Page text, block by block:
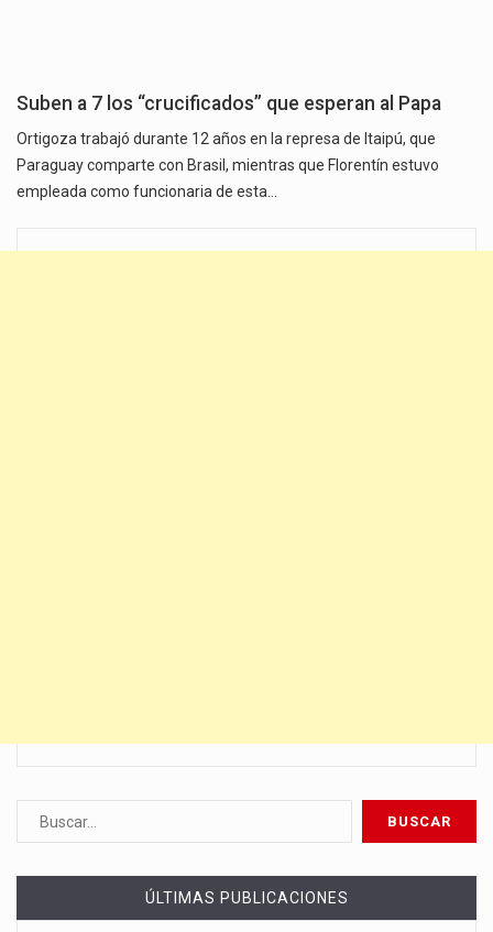
Suben a 7 los “crucificados” que esperan al Papa
Ortigoza trabajó durante 12 años en la represa de Itaipú, que
Paraguay comparte con Brasil, mientras que Florentín estuvo
empleada como funcionaria de esta…
ÚLTIMAS PUBLICACIONES